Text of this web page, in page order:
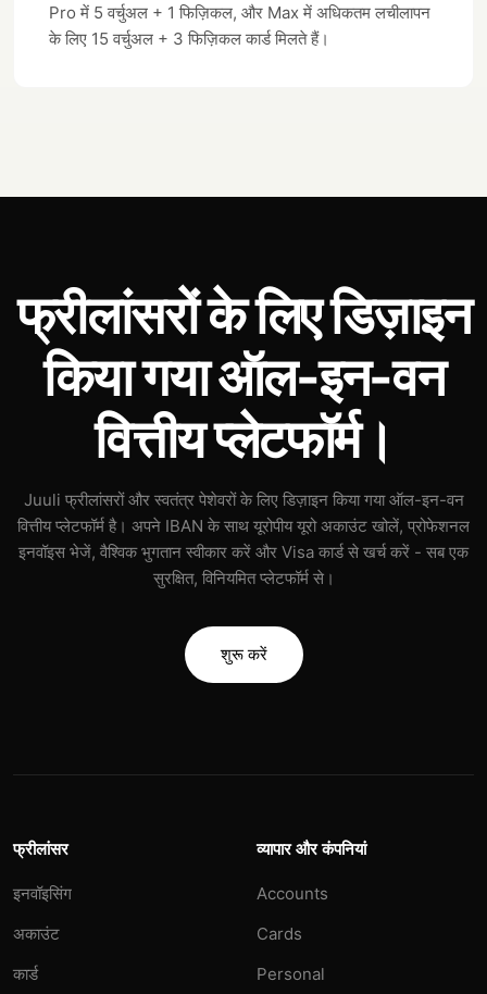
Pro में 5 वर्चुअल + 1 फिज़िकल, और Max में अधिकतम लचीलापन
के लिए 15 वर्चुअल + 3 फिज़िकल कार्ड मिलते हैं।
फ्रीलांसरों के लिए डिज़ाइन
किया गया ऑल-इन-वन
वित्तीय प्लेटफॉर्म।
Juuli फ्रीलांसरों और स्वतंत्र पेशेवरों के लिए डिज़ाइन किया गया ऑल-इन-वन
वित्तीय प्लेटफॉर्म है। अपने IBAN के साथ यूरोपीय यूरो अकाउंट खोलें, प्रोफेशनल
इनवॉइस भेजें, वैश्विक भुगतान स्वीकार करें और Visa कार्ड से खर्च करें - सब एक
सुरक्षित, विनियमित प्लेटफॉर्म से।
शुरू करें
फ्रीलांसर
इनवॉइसिंग
अकाउंट
कार्ड
व्यापार और कंपनियां
Accounts
Cards
Personal